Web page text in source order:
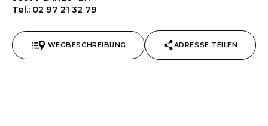
Tel.: 02 97 21 32 79
WEGBESCHREIBUNG ADRESSE TEILEN